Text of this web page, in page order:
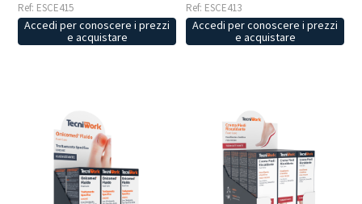
Ref: ESCE415
Accedi per conoscere i prezzi
e acquistare
Ref: ESCE413
Accedi per conoscere i prezzi
e acquistare